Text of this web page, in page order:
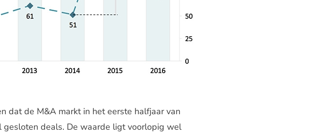
dat de M&A markt in het eerste halfjaar van
deals. De waarde ligt voorlopig wel